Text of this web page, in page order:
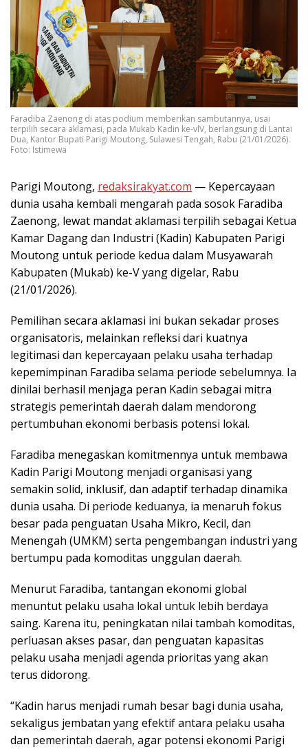
Faradiba Zaenong di atas podium memberikan sambutannya, usai
terpilih secara aklamasi, pada Mukab Kadin ke-vlV, berlangsung di Lantai
Dua, Kantor Bupati Parigi Moutong, Sulawesi Tengah, Rabu (21/01/2026).
Foto: Istimewa
Parigi Moutong, redaksirakyat.com — Kepercayaan
dunia usaha kembali mengarah pada sosok Faradiba
Zaenong, lewat mandat aklamasi terpilih sebagai Ketua
Kamar Dagang dan Industri (Kadin) Kabupaten Parigi
Moutong untuk periode kedua dalam Musyawarah
Kabupaten (Mukab) ke-V yang digelar, Rabu
(21/01/2026).
Pemilihan secara aklamasi ini bukan sekadar proses
organisatoris, melainkan refleksi dari kuatnya
legitimasi dan kepercayaan pelaku usaha terhadap
kepemimpinan Faradiba selama periode sebelumnya. Ia
dinilai berhasil menjaga peran Kadin sebagai mitra
strategis pemerintah daerah dalam mendorong
pertumbuhan ekonomi berbasis potensi lokal.
Faradiba menegaskan komitmennya untuk membawa
Kadin Parigi Moutong menjadi organisasi yang
semakin solid, inklusif, dan adaptif terhadap dinamika
dunia usaha. Di periode keduanya, ia menaruh fokus
besar pada penguatan Usaha Mikro, Kecil, dan
Menengah (UMKM) serta pengembangan industri yang
bertumpu pada komoditas unggulan daerah.
Menurut Faradiba, tantangan ekonomi global
menuntut pelaku usaha lokal untuk lebih berdaya
saing. Karena itu, peningkatan nilai tambah komoditas,
perluasan akses pasar, dan penguatan kapasitas
pelaku usaha menjadi agenda prioritas yang akan
terus didorong.
“Kadin harus menjadi rumah besar bagi dunia usaha,
sekaligus jembatan yang efektif antara pelaku usaha
dan pemerintah daerah, agar potensi ekonomi Parigi